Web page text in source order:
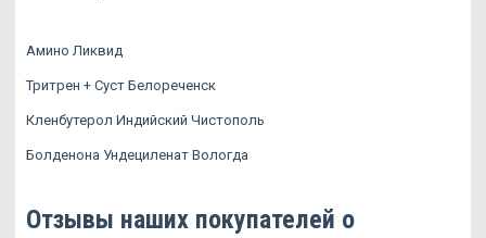
Амино Ликвид
Тритрен + Суст Белореченск
Кленбутерол Индийский Чистополь
Болденона Ундециленат Вологда
Отзывы наших покупателей о